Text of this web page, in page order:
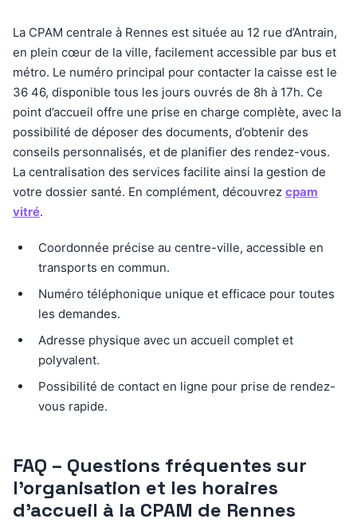
La CPAM centrale à Rennes est située au 12 rue d’Antrain,
en plein cœur de la ville, facilement accessible par bus et
métro. Le numéro principal pour contacter la caisse est le
36 46, disponible tous les jours ouvrés de 8h à 17h. Ce
point d’accueil offre une prise en charge complète, avec la
possibilité de déposer des documents, d’obtenir des
conseils personnalisés, et de planifier des rendez-vous.
La centralisation des services facilite ainsi la gestion de
votre dossier santé. En complément, découvrez cpam
vitré.
Coordonnée précise au centre-ville, accessible en
transports en commun.
Numéro téléphonique unique et efficace pour toutes
les demandes.
Adresse physique avec un accueil complet et
polyvalent.
Possibilité de contact en ligne pour prise de rendez-
vous rapide.
FAQ – Questions fréquentes sur
l’organisation et les horaires
d’accueil à la CPAM de Rennes